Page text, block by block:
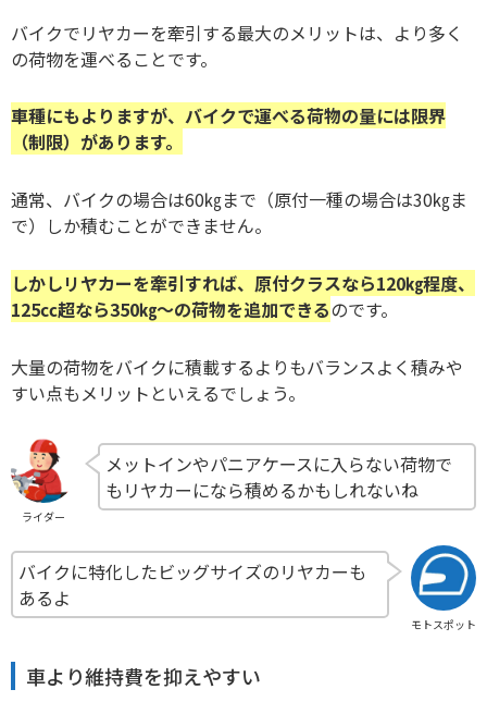
バイクでリヤカーを牽引する最大のメリットは、より多く
の荷物を運べることです。
車種にもよりますが、バイクで運べる荷物の量には限界
（制限）があります。
通常、バイクの場合は60㎏まで（原付一種の場合は30㎏ま
で）しか積むことができません。
しかしリヤカーを牽引すれば、原付クラスなら120㎏程度、
125㏄超なら350㎏～の荷物を追加できるのです。
大量の荷物をバイクに積載するよりもバランスよく積みや
すい点もメリットといえるでしょう。
ライダー
メットインやパニアケースに入らない荷物で
もリヤカーになら積めるかもしれないね
モトスポット
バイクに特化したビッグサイズのリヤカーも
あるよ
車より維持費を抑えやすい